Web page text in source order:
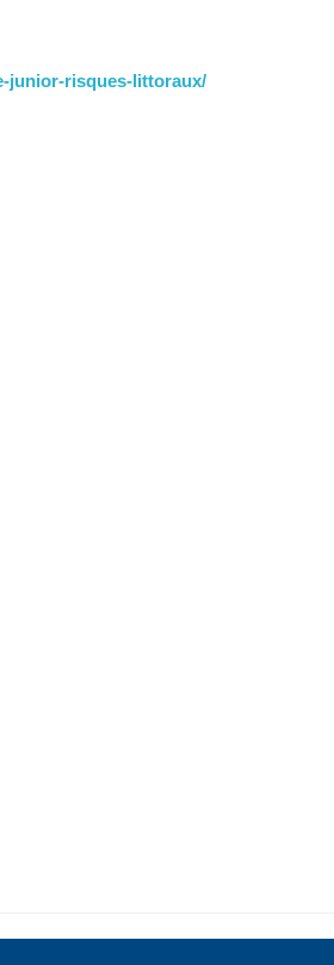
junior-risques-littoraux/